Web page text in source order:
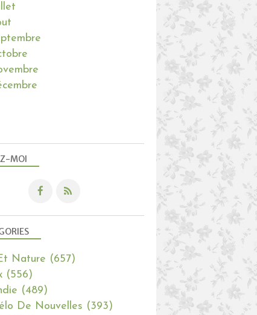
MOI
Nature (657)
(556)
(489)
De Nouvelles (393)